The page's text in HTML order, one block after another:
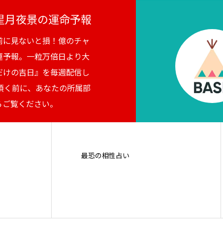
月夜景の運命予報
見ないと損！億のチャ
予報。一粒万倍日より大
の吉日』を毎週配信し
く前に、あなたの所属部
覧ください。
最恐の相性占い